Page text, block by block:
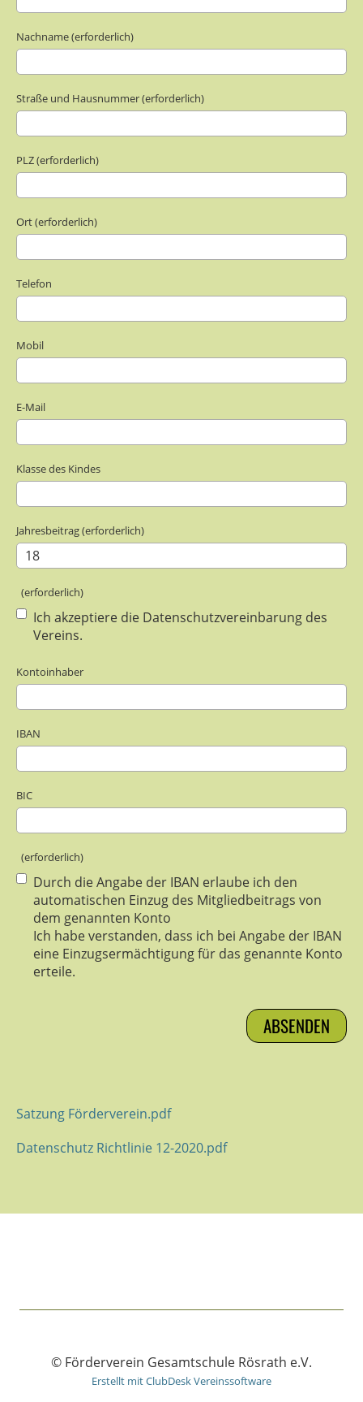
Nachname (erforderlich)
Straße und Hausnummer (erforderlich)
PLZ (erforderlich)
Ort (erforderlich)
Telefon
Mobil
E-Mail
Klasse des Kindes
Jahresbeitrag (erforderlich)
(erforderlich)
Ich akzeptiere die Datenschutzvereinbarung des
Vereins.
Kontoinhaber
IBAN
BIC
(erforderlich)
Durch die Angabe der IBAN erlaube ich den
automatischen Einzug des Mitgliedbeitrags von
dem genannten Konto
Ich habe verstanden, dass ich bei Angabe der IBAN
eine Einzugsermächtigung für das genannte Konto
erteile.
Satzung Förderverein.pdf
Datenschutz Richtlinie 12-2020.pdf
© Förderverein Gesamtschule Rösrath e.V.
Erstellt mit ClubDesk Vereinssoftware